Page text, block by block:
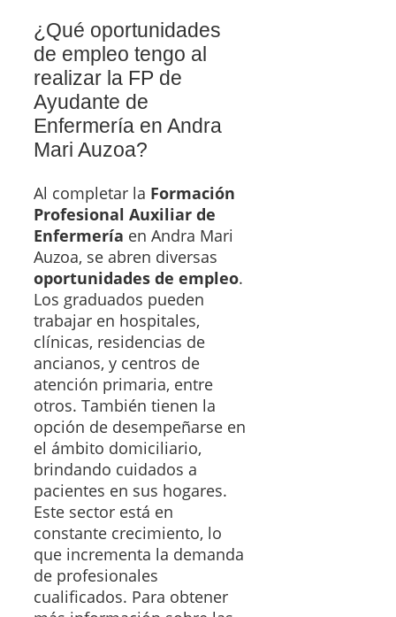
¿Qué oportunidades
de empleo tengo al
realizar la FP de
Ayudante de
Enfermería en Andra
Mari Auzoa?
Al completar la Formación
Profesional Auxiliar de
Enfermería en Andra Mari
Auzoa, se abren diversas
oportunidades de empleo.
Los graduados pueden
trabajar en hospitales,
clínicas, residencias de
ancianos, y centros de
atención primaria, entre
otros. También tienen la
opción de desempeñarse en
el ámbito domiciliario,
brindando cuidados a
pacientes en sus hogares.
Este sector está en
constante crecimiento, lo
que incrementa la demanda
de profesionales
cualificados. Para obtener